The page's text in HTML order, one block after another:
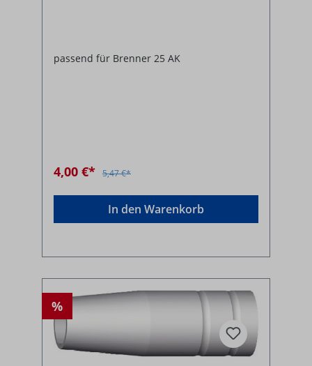
passend für Brenner 25 AK
4,00 €* 5,47 €*
In den Warenkorb
%